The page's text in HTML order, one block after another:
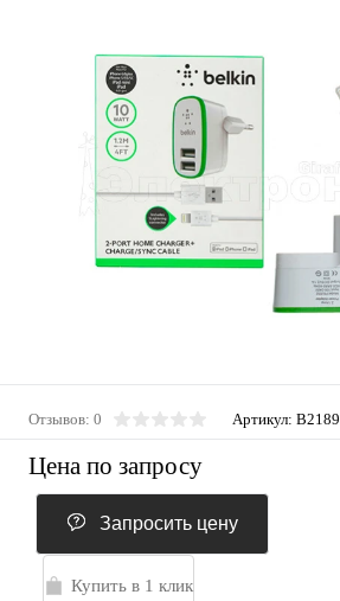
Отзывов: 0 Артикул: B2189
Цена по запросу
Запросить цену
Купить в 1 клик